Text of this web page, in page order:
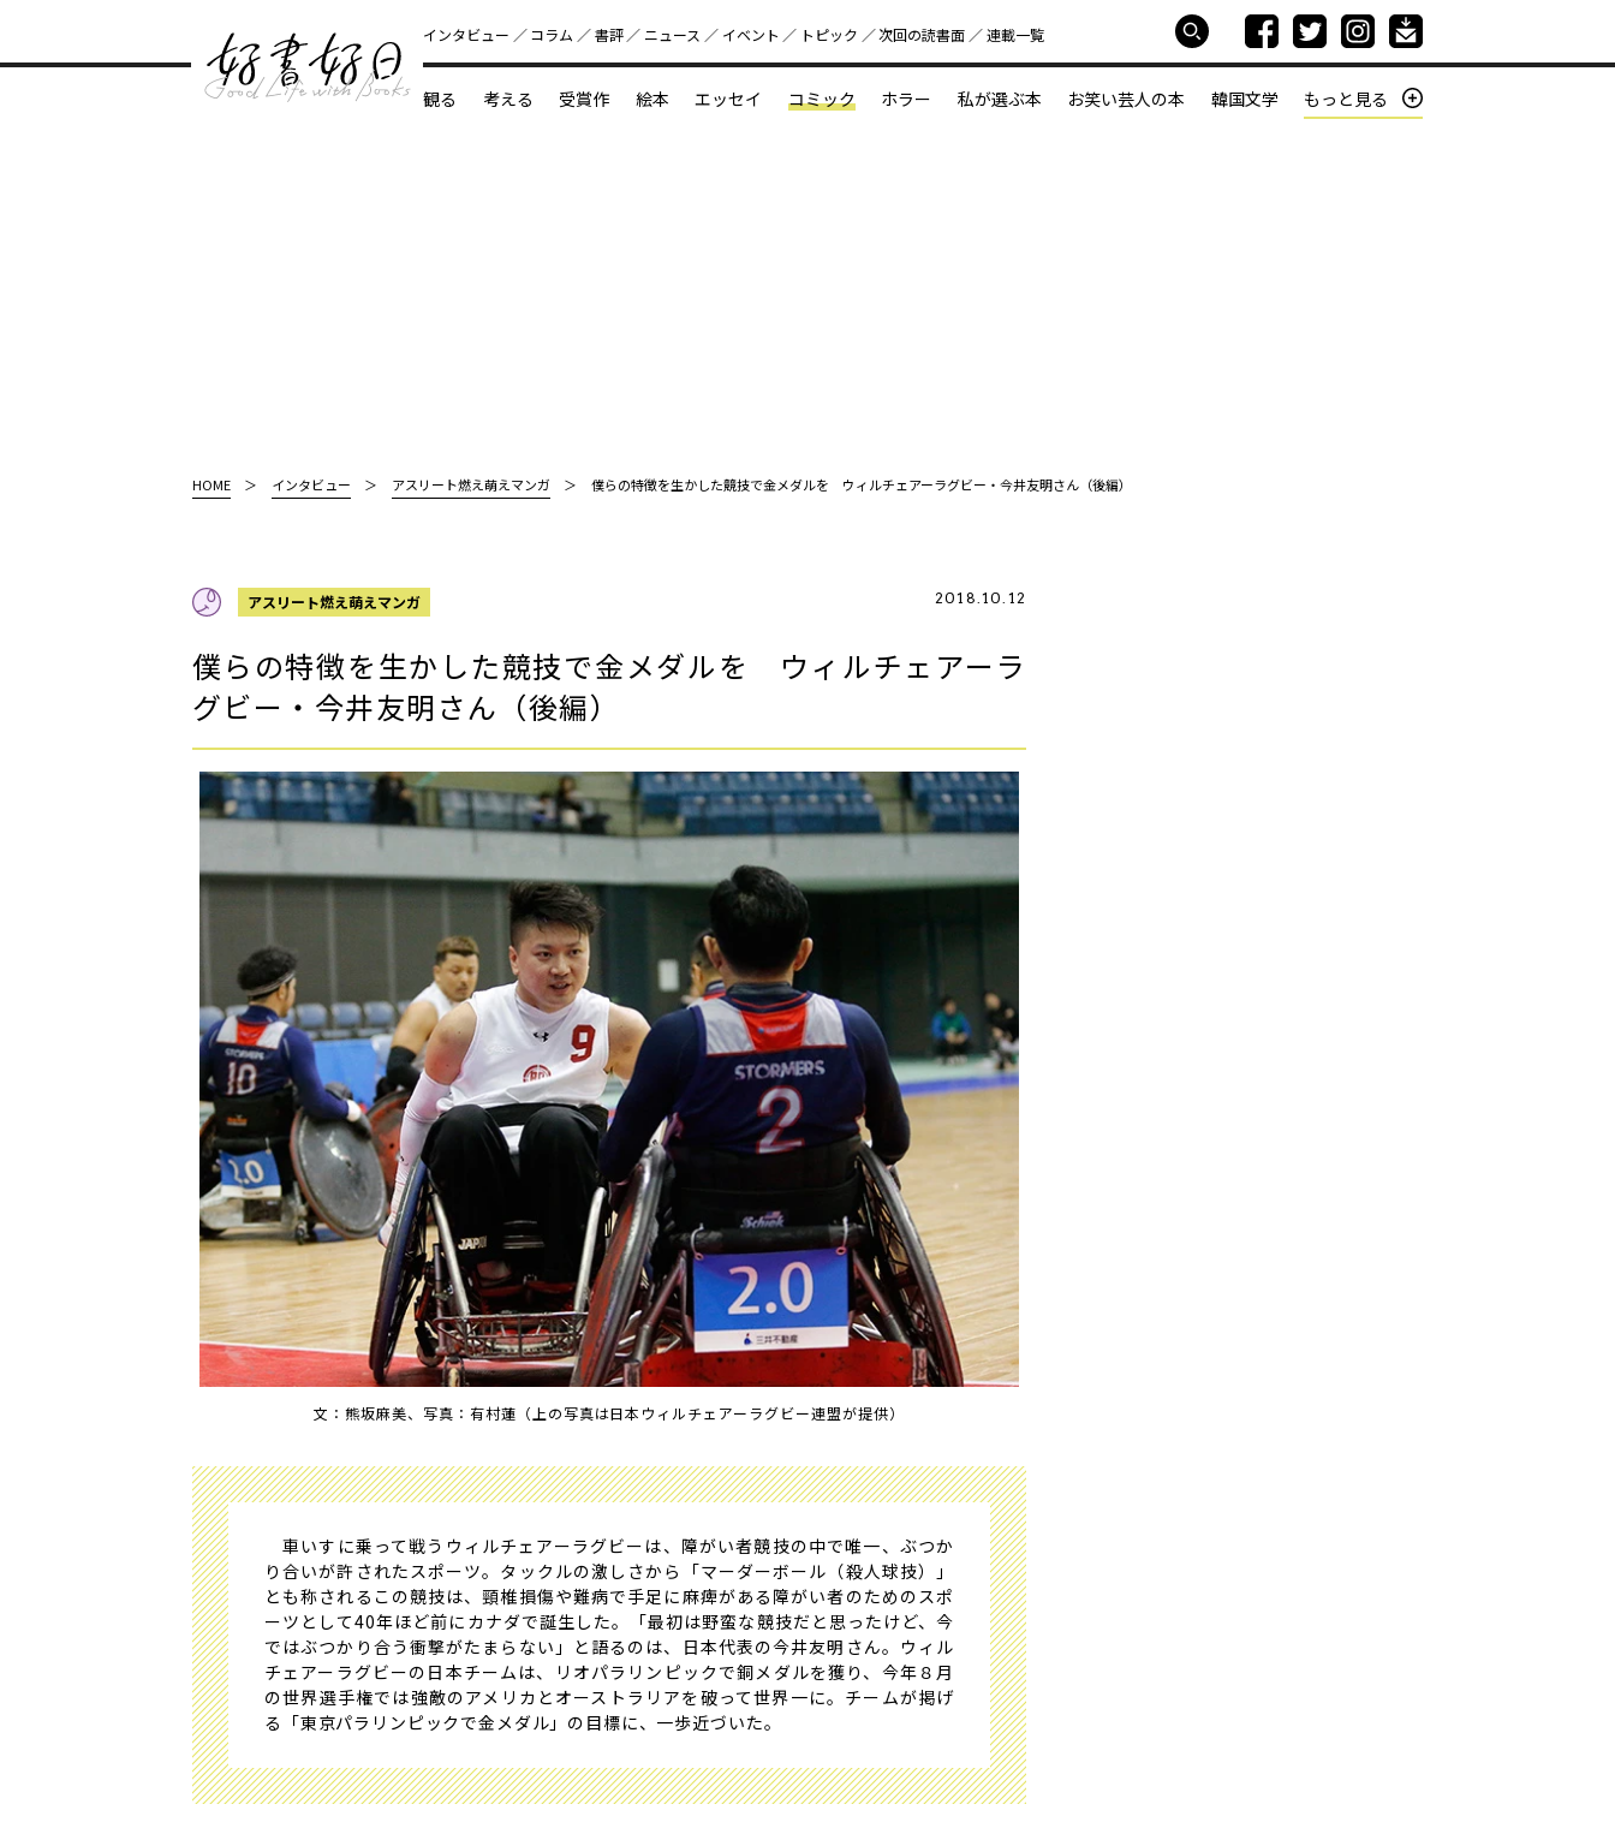
好書好日
インタビュー コラム 書評 ニュース イベント トピック 次回の読書⾯ 連載一覧
観る 考える 受賞作 絵本 エッセイ コミック ホラー 私が選ぶ本 お笑い芸人の本 韓国文学 もっと見る
HOME インタビュー アスリート燃え萌えマンガ 僕らの特徴を生かした競技で金メダルを ウィルチェアーラグビー・今井友明さん（後編）
アスリート燃え萌えマンガ 2018.10.12
僕らの特徴を生かした競技で金メダルを ウィルチェアーラ
グビー・今井友明さん（後編）
文：熊坂麻美、写真：有村蓮（上の写真は日本ウィルチェアーラグビー連盟が提供）
車いすに乗って戦うウィルチェアーラグビーは、障がい者競技の中で唯一、ぶつか
り合いが許されたスポーツ。タックルの激しさから「マーダーボール（殺人球技）」
とも称されるこの競技は、頸椎損傷や難病で手足に麻痺がある障がい者のためのスポ
ーツとして40年ほど前にカナダで誕生した。「最初は野蛮な競技だと思ったけど、今
ではぶつかり合う衝撃がたまらない」と語るのは、日本代表の今井友明さん。ウィル
チェアーラグビーの日本チームは、リオパラリンピックで銅メダルを獲り、今年８月
の世界選手権では強敵のアメリカとオーストラリアを破って世界一に。チームが掲げ
る「東京パラリンピックで金メダル」の目標に、一歩近づいた。